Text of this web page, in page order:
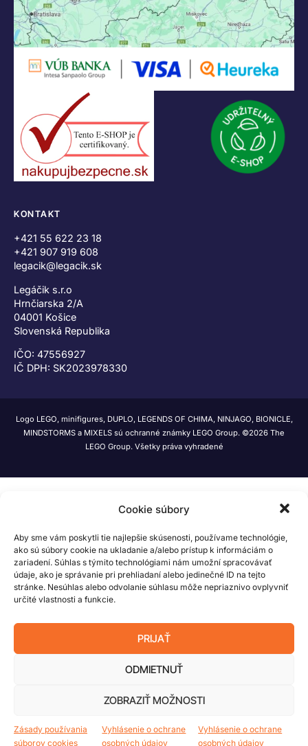
Cookie súbory
Aby sme vám poskytli tie najlepšie skúsenosti, používame technológie,
ako sú súbory cookie na ukladanie a/alebo prístup k informáciám o
zariadení. Súhlas s týmito technológiami nám umožní spracovávať
údaje, ako je správanie pri prehliadaní alebo jedinečné ID na tejto
stránke. Nesúhlas alebo odvolanie súhlasu môže nepriaznivo ovplyvniť
určité vlastnosti a funkcie.
PRIJAŤ
ODMIETNUŤ
ZOBRAZIŤ MOŽNOSTI
Zásady používania
súborov cookies
Vyhlásenie o ochrane
osobných údajov
Vyhlásenie o ochrane
osobných údajov
KONTAKT
+421 55 622 23 18
+421 907 919 608
legacik@legacik.sk
Legáčik s.r.o
Hrnčiarska 2/A
04001 Košice
Slovenská Republika
IČO: 47556927
IČ DPH: SK2023978330
Logo LEGO, minifigures, DUPLO, LEGENDS OF CHIMA, NINJAGO, BIONICLE,
MINDSTORMS a MIXELS sú ochranné známky LEGO Group. ©2026 The
LEGO Group. Všetky práva vyhradené